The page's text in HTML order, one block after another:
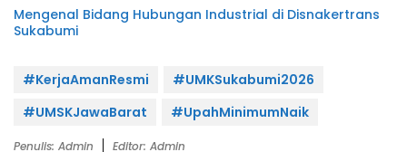
Mengenal Bidang Hubungan Industrial di Disnakertrans
Sukabumi
#KerjaAmanResmi
#UMKSukabumi2026
#UMSKJawaBarat
#UpahMinimumNaik
Penulis: Admin Editor: Admin